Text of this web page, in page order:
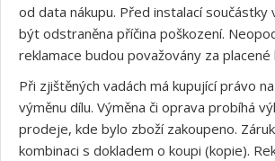
od data nákupu. Před instalací součástky
být odstraněna příčina poškození.
reklamace budou považovány za placené
Při zjištěných vadách má kupující právo
výměnu dílu. Výměna či oprava probíhá
prodeje, kde bylo zboží zakoupeno.
kombinaci s dokladem o koupi (kopie).